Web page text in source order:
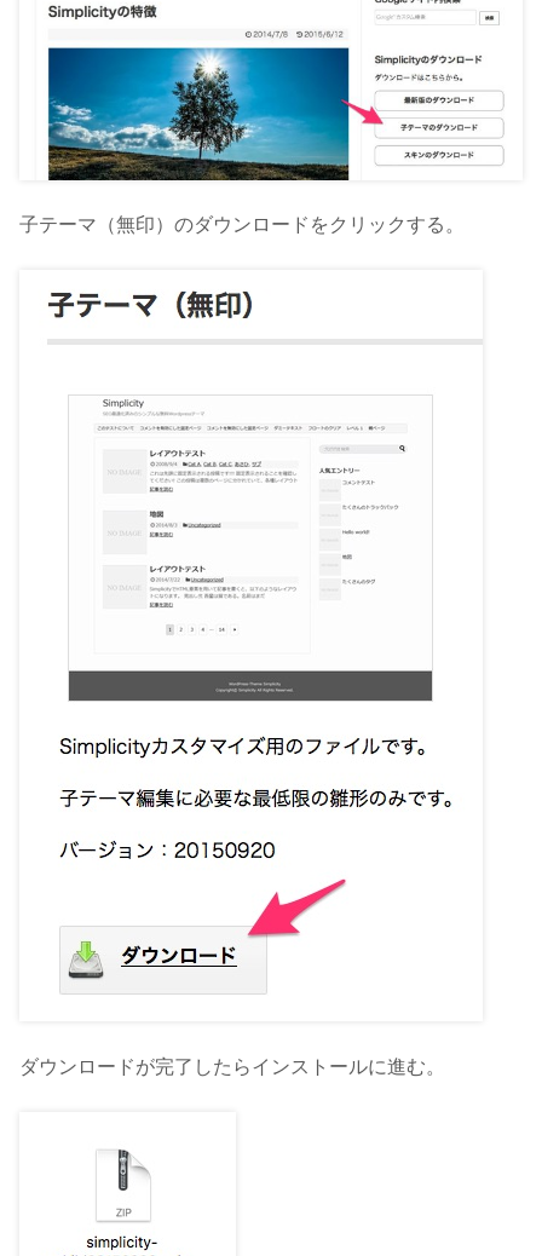
子テーマ（無印）のダウンロードをクリックする。
ダウンロードが完了したらインストールに進む。